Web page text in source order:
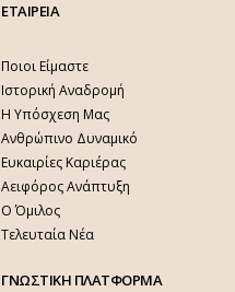
ΕΤΑΙΡΕΙΑ
Ποιοι Είμαστε
Ιστορική Αναδρομή
Η Υπόσχεση Μας
Ανθρώπινο Δυναμικό
Ευκαιρίες Καριέρας
Αειφόρος Ανάπτυξη
Ο Όμιλος
Τελευταία Νέα
ΓΝΩΣΤΙΚΗ ΠΛΑΤΦΟΡΜΑ